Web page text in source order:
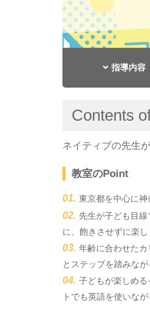
指導内容
Contents
ネイティブの先生
教室のPoint
東京都を中心に神
先生が子ども目
に、飽きさせずに楽し
年齢に合わせたカ
とステップを踏みな
子どもが楽しめ
トでも英語を使いな